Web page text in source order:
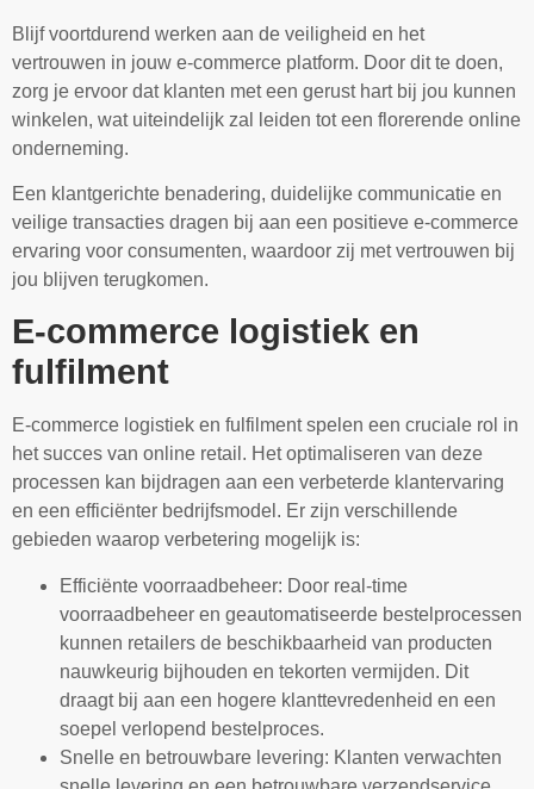
Blijf voortdurend werken aan de veiligheid en het
vertrouwen in jouw e-commerce platform. Door dit te doen,
zorg je ervoor dat klanten met een gerust hart bij jou kunnen
winkelen, wat uiteindelijk zal leiden tot een florerende online
onderneming.
Een klantgerichte benadering, duidelijke communicatie en
veilige transacties dragen bij aan een positieve e-commerce
ervaring voor consumenten, waardoor zij met vertrouwen bij
jou blijven terugkomen.
E-commerce logistiek en
fulfilment
E-commerce logistiek en fulfilment spelen een cruciale rol in
het succes van online retail. Het optimaliseren van deze
processen kan bijdragen aan een verbeterde klantervaring
en een efficiënter bedrijfsmodel. Er zijn verschillende
gebieden waarop verbetering mogelijk is:
Efficiënte voorraadbeheer: Door real-time
voorraadbeheer en geautomatiseerde bestelprocessen
kunnen retailers de beschikbaarheid van producten
nauwkeurig bijhouden en tekorten vermijden. Dit
draagt bij aan een hogere klanttevredenheid en een
soepel verlopend bestelproces.
Snelle en betrouwbare levering: Klanten verwachten